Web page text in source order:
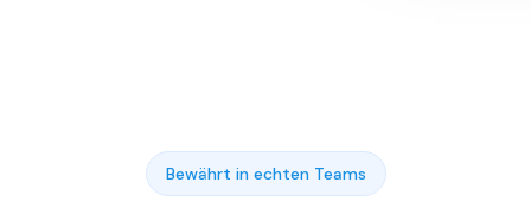
Bewährt in echten Teams